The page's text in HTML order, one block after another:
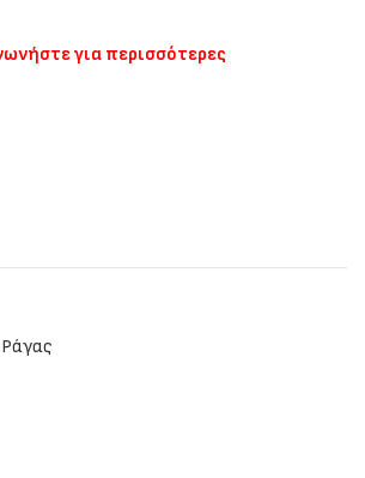
για περισσότερες
Ράγας